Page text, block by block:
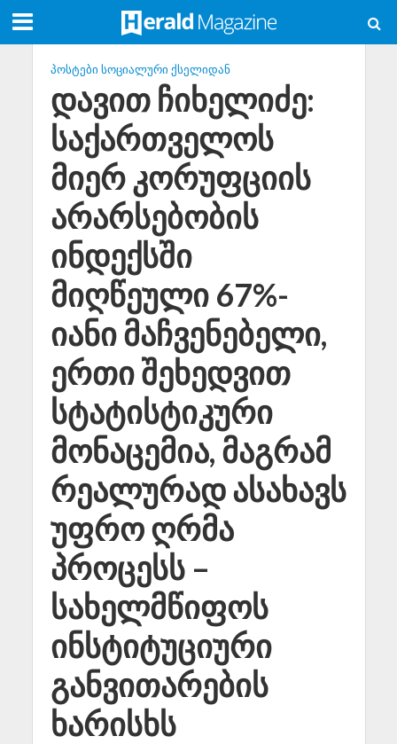
ᲞᲝᲡᲢᲔᲑᲘ ᲡᲝᲪᲘᲐᲚᲣᲠᲘ ᲥᲡᲔᲚᲘᲓᲐᲜ
დავით ჩიხელიძე:
საქართველოს
მიერ კორუფციის
არარსებობის
ინდექსში
მიღწეული 67%-
იანი მაჩვენებელი,
ერთი შეხედვით
სტატისტიკური
მონაცემია, მაგრამ
რეალურად ასახავს
უფრო ღრმა
პროცესს –
სახელმწიფოს
ინსტიტუციური
განვითარების
ხარისხს